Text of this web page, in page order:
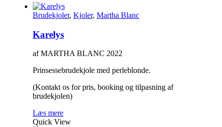
Brudekjoler, Kjoler, Martha Blanc
Karelys
af MARTHA BLANC 2022
Prinsessebrudekjole med perleblonde.
(Kontakt os for pris, booking og tilpasning af
brudekjolen)
Læs mere
Quick View